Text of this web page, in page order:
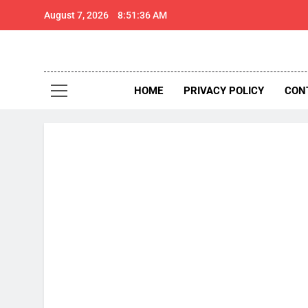
August 7, 2026 8:51:37 AM
Thar
HOME PRIVACY POLICY